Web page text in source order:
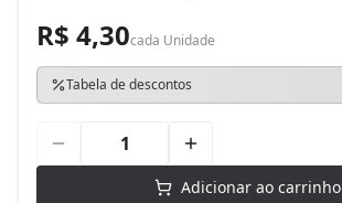
R$ 4,30cada Unidade
Tabela de descontos
Adicionar ao carrinho